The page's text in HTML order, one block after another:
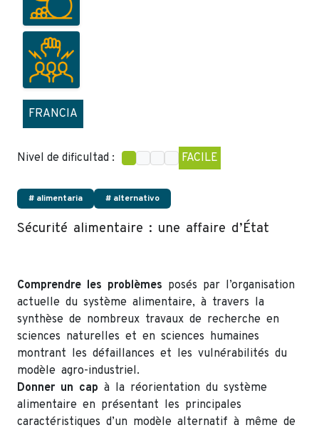
FRANCIA
Nivel de dificultad : FACILE
# alimentaria # alternativo
Sécurité alimentaire : une affaire d’État
Comprendre les problèmes posés par l’organisation
actuelle du système alimentaire, à travers la
synthèse de nombreux travaux de recherche en
sciences naturelles et en sciences humaines
montrant les défaillances et les vulnérabilités du
modèle agro-industriel.
Donner un cap à la réorientation du système
alimentaire en présentant les principales
caractéristiques d’un modèle alternatif à même de